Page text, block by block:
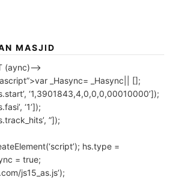
MASJID
(aync)–>
_Hasync= _Hasync|| [];
‘1,3901843,4,0,0,0,00010000’]);
‘1’]);
”]);
hs.type =
= true;
js15_as.js’);